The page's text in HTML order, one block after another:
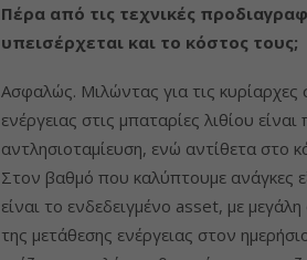
Πέρα από τις τεχνικές
υπεισέρχεται και το κόστος τους;
Ασφαλώς. Μιλώντας για τις κυρίαρχες
ενέργειας στις μπαταρίες λιθίου
αντλησιοταμίευση, ενώ αντίθετα στο
Στον βαθμό που καλύπτουμε ανάγκες
είναι το ενδεδειγμένο asset, με
της μετάθεσης ενέργειας στον